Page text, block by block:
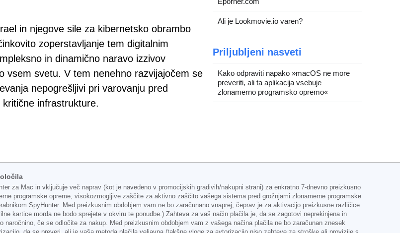
in njegove sile za kibernetsko obrambo
zoperstavljanje tem digitalnim
in dinamično naravo izzivov
vsem svetu. V tem nenehno razvijajočem se
nepogrešljivi pri varovanju pred
infrastrukture.
Ali je Lookmovie.io varen?
Priljubljeni nasveti
Kako odpraviti napako »macOS ne more
preveriti, ali ta aplikacija vsebuje
zlonamerno programsko opremo«
za Mac in vključuje več naprav (kot je navedeno v promocijskih gradivih/nakupni strani) za enkratno 7-dnevno preizkusno
programske opreme, visokozmogljive zaščite za aktivno zaščito vašega sistema pred grožnjami zlonamerne programske
SpyHunter. Med preizkusnim obdobjem vam ne bo zaračunano vnaprej, čeprav je za aktivacijo preizkusne različice
kartice morda ne bodo sprejete v okviru te ponudbe.) Zahteva za vaš način plačila je, da se zagotovi neprekinjena in
če se odločite za nakup. Med preizkusnim obdobjem vam z vašega načina plačila ne bo zaračunan znesek